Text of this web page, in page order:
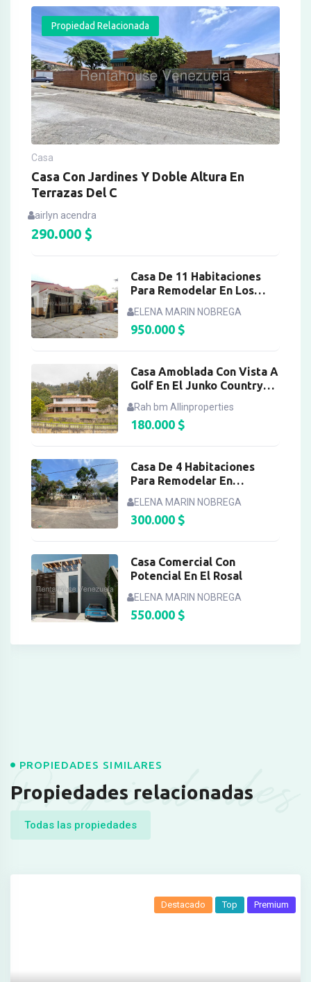
Propiedad Relacionada
Casa
Casa Con Jardines Y Doble Altura En
Terrazas Del C
airlyn acendra
290.000 $
Casa De 11 Habitaciones
Para Remodelar En Los
ELENA MARIN NOBREGA
950.000$
Casa Amoblada Con Vista A
Golf En El Junko Country
Rah bm Allinproperties
180.000$
Casa De 4 Habitaciones
Para Remodelar En
ELENA MARIN NOBREGA
300.000$
Casa Comercial Con
Potencial En El Rosal
ELENA MARIN NOBREGA
550.000$
Propiedades
PROPIEDADES SIMILARES
Propiedades relacionadas
Todas las propiedades
Destacado Top Premium